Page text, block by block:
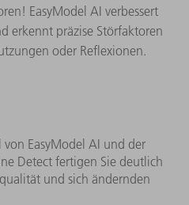
EasyModel AI verbessert
erkennt präzise Störfaktoren
oder Reflexionen.
EasyModel AI und der
Detect fertigen Sie deutlich
und sich ändernden